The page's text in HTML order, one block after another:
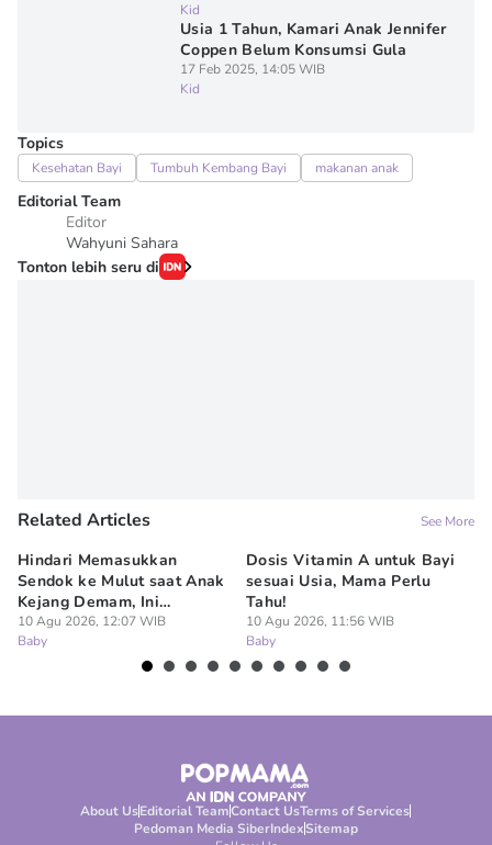
Kid
Usia 1 Tahun, Kamari Anak Jennifer
Coppen Belum Konsumsi Gula
17 Feb 2025, 14:05 WIB
Kid
Topics
Kesehatan Bayi Tumbuh Kembang Bayi makanan anak
Editorial Team
Editor
Wahyuni Sahara
Tonton lebih seru di
Related Articles See More
Hindari Memasukkan
Sendok ke Mulut saat Anak
Kejang Demam, Ini
Bahayanya
10 Agu 2026, 12:07 WIB
Baby
Dosis Vitamin A untuk Bayi
sesuai Usia, Mama Perlu
Tahu!
10 Agu 2026, 11:56 WIB
Baby
About UsEditorial TeamContact UsTerms of Services
Pedoman Media SiberIndexSitemap